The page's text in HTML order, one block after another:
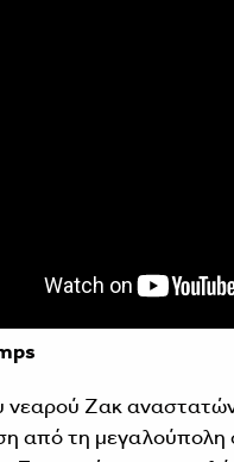
νεαρού Zακ
από τη μεγαλούπολη